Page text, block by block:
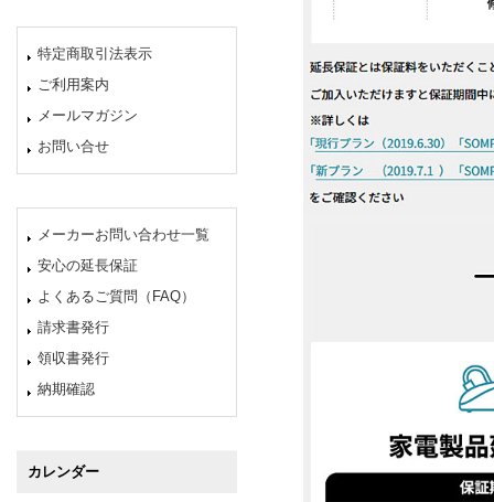
特定商取引法表示
ご利用案内
メールマガジン
お問い合せ
メーカーお問い合わせ一覧
安心の延長保証
よくあるご質問（FAQ）
請求書発行
領収書発行
納期確認
カレンダー